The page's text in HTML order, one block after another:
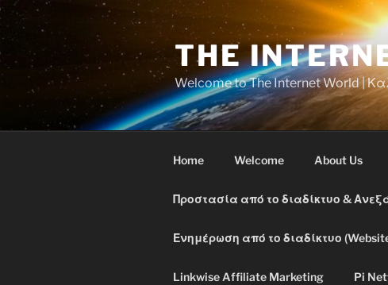
Skip
content
THE
Welcome to The Internet World |
Home Welcome About Us
Προστασία από το διαδίκτυο &
Ενημέρωση από το διαδίκτυο
Linkwise Affiliate Marketing Pi